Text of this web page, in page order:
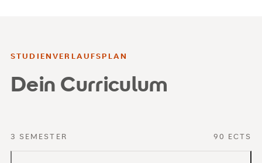
STUDIENVERLAUFSPLAN
Dein Curriculum
3 SEMESTER 90 ECTS